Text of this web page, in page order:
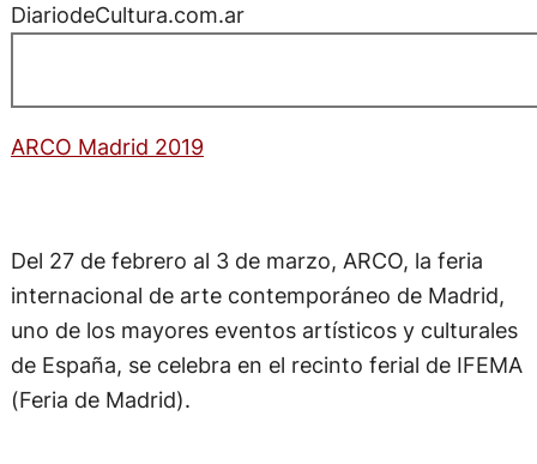
DiariodeCultura.com.ar
ARCO Madrid 2019
Del 27 de febrero al 3 de marzo, ARCO, la feria
internacional de arte contemporáneo de Madrid,
uno de los mayores eventos artísticos y culturales
de España, se celebra en el recinto ferial de IFEMA
(Feria de Madrid).